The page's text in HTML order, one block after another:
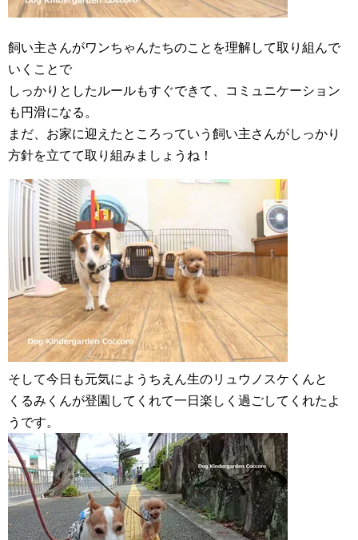
飼い主さんがワンちゃんたちのことを理解して取り組んで
いくことで
しっかりとしたルールもすぐできて、コミュニケーション
も円滑になる。
まだ、お家に迎えたところっていう飼い主さんがしっかり
方針を立てて取り組みましょうね！
そして今日も元気にようちえん生のリュウノスケくんと
くるみくんが登園してくれて一日楽しく過ごしてくれたよ
うです。